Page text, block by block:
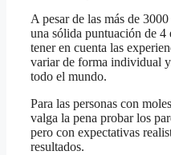
A pesar de las más de
una sólida puntuación de 4
tener en cuenta las
variar de forma individual
todo el mundo.
Para las personas con
valga la pena probar los
pero con expectativas
resultados.